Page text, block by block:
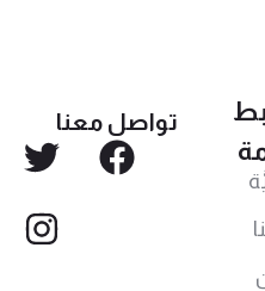
تواصل معنا